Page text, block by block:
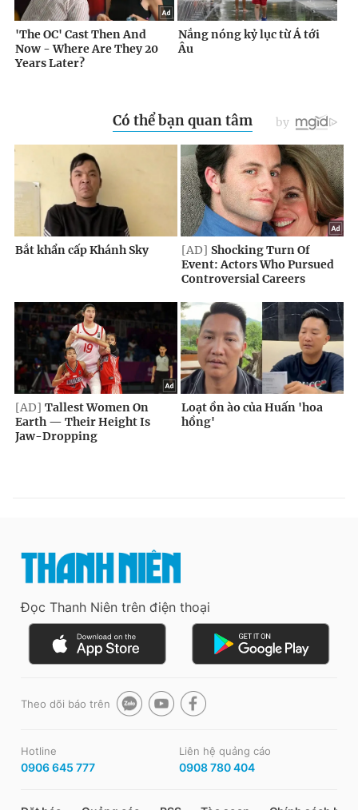
Đọc Thanh Niên trên điện thoại
Theo dõi báo trên
Hotline
0906 645 777
Liên hệ quảng cáo
0908 780 404